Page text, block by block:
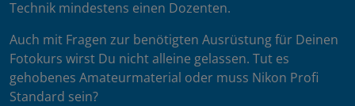
Technik mindestens einen Dozenten.
Auch mit Fragen zur benötigten Ausrüstung für Deinen
Fotokurs wirst Du nicht alleine gelassen. Tut es
gehobenes Amateurmaterial oder muss Nikon Profi
Standard sein?